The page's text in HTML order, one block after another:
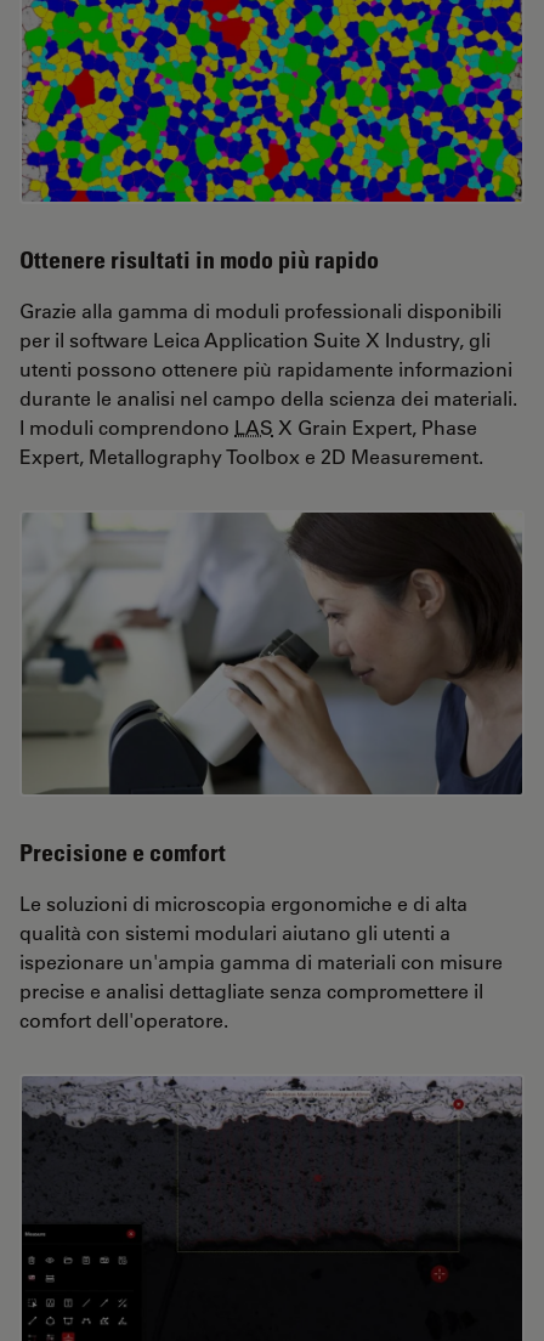
Ottenere risultati in modo più rapido
Grazie alla gamma di moduli professionali disponibili
per il software Leica Application Suite X Industry, gli
utenti possono ottenere più rapidamente informazioni
durante le analisi nel campo della scienza dei materiali.
I moduli comprendono LAS X Grain Expert, Phase
Expert, Metallography Toolbox e 2D Measurement.
Precisione e comfort
Le soluzioni di microscopia ergonomiche e di alta
qualità con sistemi modulari aiutano gli utenti a
ispezionare un'ampia gamma di materiali con misure
precise e analisi dettagliate senza compromettere il
comfort dell'operatore.